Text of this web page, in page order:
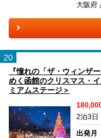
大阪府
20
『憧れの「ザ・ウィンザ
めく函館のクリスマス・
ミアムステージ＞
2泊3日
出発月